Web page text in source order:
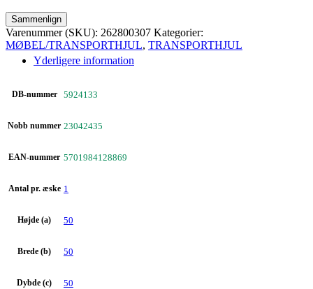
Sammenlign
Varenummer (SKU): 262800307 Kategorier:
MØBEL/TRANSPORTHJUL, TRANSPORTHJUL
Yderligere information
DB-nummer 5924133
Nobb nummer 23042435
EAN-nummer 5701984128869
Antal pr. æske 1
Højde (a) 50
Brede (b) 50
Dybde (c) 50